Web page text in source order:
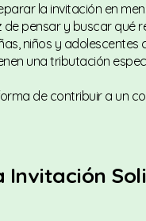
la invitación en
de pensar y buscar qué
niños y adolescentes
una tributación
de contribuir a un
Invitación